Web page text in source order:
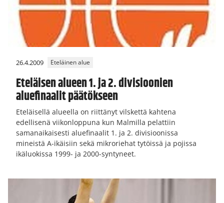
26.4.2009 Eteläinen alue
Eteläisen alueen 1. ja 2. divisioonien
aluefinaalit päätökseen
Eteläisellä alueella on riittänyt vilskettä kahtena
edellisenä viikonloppuna kun Malmilla pelattiin
samanaikaisesti aluefinaalit 1. ja 2. divisioonissa
mineistä A-ikäisiin sekä mikroriehat tytöissä ja pojissa
ikäluokissa 1999- ja 2000-syntyneet.